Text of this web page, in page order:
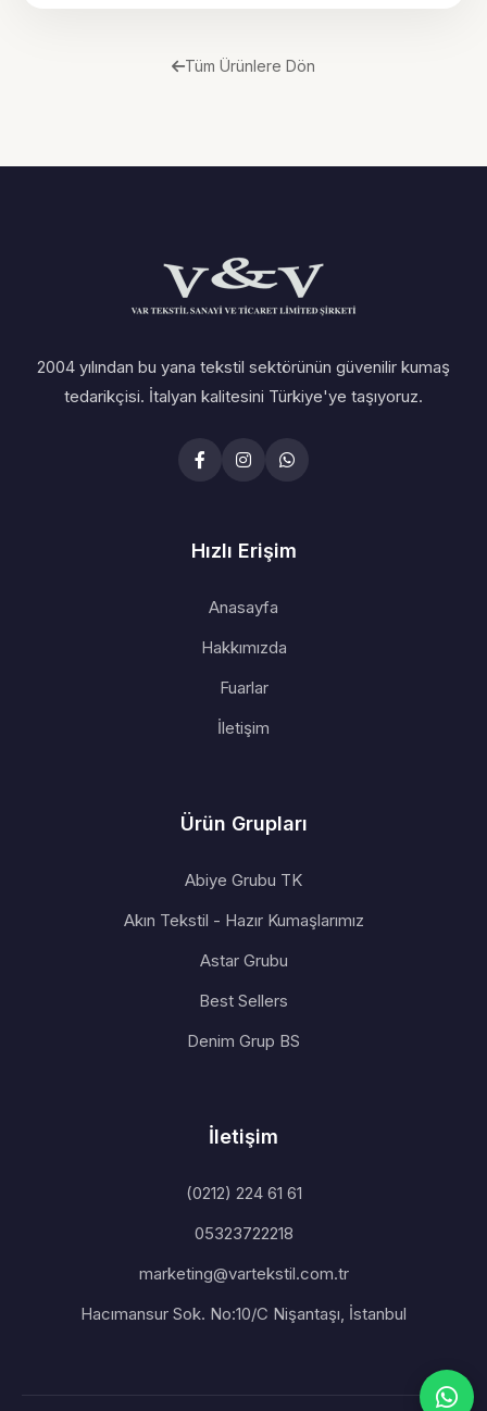
Tüm Ürünlere Dön
2004 yılından bu yana tekstil sektörünün güvenilir kumaş
tedarikçisi. İtalyan kalitesini Türkiye'ye taşıyoruz.
Hızlı Erişim
Anasayfa
Hakkımızda
Fuarlar
İletişim
Ürün Grupları
Abiye Grubu TK
Akın Tekstil - Hazır Kumaşlarımız
Astar Grubu
Best Sellers
Denim Grup BS
İletişim
(0212) 224 61 61
05323722218
marketing@vartekstil.com.tr
Hacımansur Sok. No:10/C Nişantaşı, İstanbul